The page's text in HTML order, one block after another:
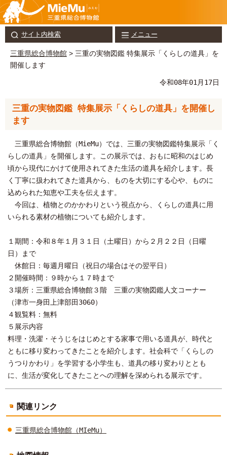
サイト内検索 メニュー
三重県総合博物館 > 三重の実物図鑑 特集展示「くらしの道具」を
開催します
令和08年01月17日
三重の実物図鑑 特集展示「くらしの道具」を開催し
ます
三重県総合博物館（MieMu）では、三重の実物図鑑特集展示「く
らしの道具」を開催します。この展示では、おもに昭和のはじめ
頃から現代にかけて使用されてきた生活の道具を紹介します。長
く丁寧に扱われてきた道具から、ものを大切にする心や、ものに
込められた知恵や工夫を伝えます。
今回は、植物とのかかわりという視点から、くらしの道具に用
いられる素材の植物についても紹介します。
１期間：令和８年１月３１日（土曜日）から２月２２日（日曜
日）まで
休館日：毎週月曜日（祝日の場合はその翌平日）
２開催時間：９時から１７時まで
３場所：三重県総合博物館３階 三重の実物図鑑人文コーナー
（津市一身田上津部田3060）
４観覧料：無料
５展示内容
料理・洗濯・そうじをはじめとする家事で用いる道具が、時代と
ともに移り変わってきたことを紹介します。社会科で「くらしの
うつりかわり」を学習する小学生も、道具の移り変わりととも
に、生活が変化してきたことへの理解を深められる展示です。
関連リンク
三重県総合博物館（MIeMu）